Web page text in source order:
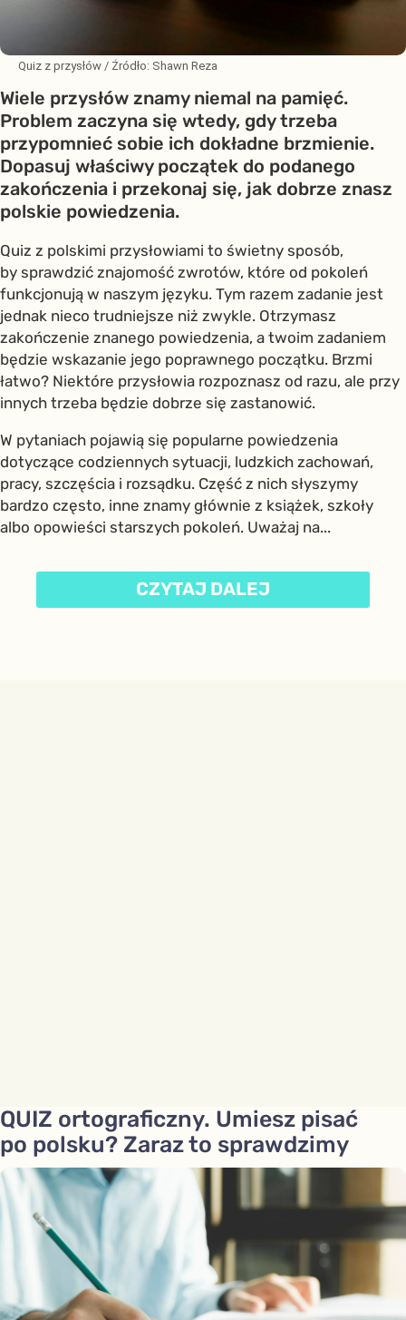
Quiz z przysłów / Źródło: Shawn Reza
Wiele przysłów znamy niemal na pamięć.
Problem zaczyna się wtedy, gdy trzeba
przypomnieć sobie ich dokładne brzmienie.
Dopasuj właściwy początek do podanego
zakończenia i przekonaj się, jak dobrze znasz
polskie powiedzenia.
Quiz z polskimi przysłowiami to świetny sposób,
by sprawdzić znajomość zwrotów, które od pokoleń
funkcjonują w naszym języku. Tym razem zadanie jest
jednak nieco trudniejsze niż zwykle. Otrzymasz
zakończenie znanego powiedzenia, a twoim zadaniem
będzie wskazanie jego poprawnego początku. Brzmi
łatwo? Niektóre przysłowia rozpoznasz od razu, ale przy
innych trzeba będzie dobrze się zastanowić.
W pytaniach pojawią się popularne powiedzenia
dotyczące codziennych sytuacji, ludzkich zachowań,
pracy, szczęścia i rozsądku. Część z nich słyszymy
bardzo często, inne znamy głównie z książek, szkoły
albo opowieści starszych pokoleń. Uważaj na...
CZYTAJ DALEJ
QUIZ ortograficzny. Umiesz pisać
po polsku? Zaraz to sprawdzimy